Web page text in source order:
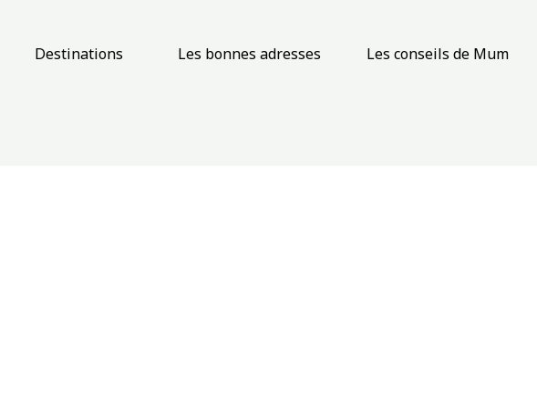
Destinations Les bonnes adresses Les conseils de Mum